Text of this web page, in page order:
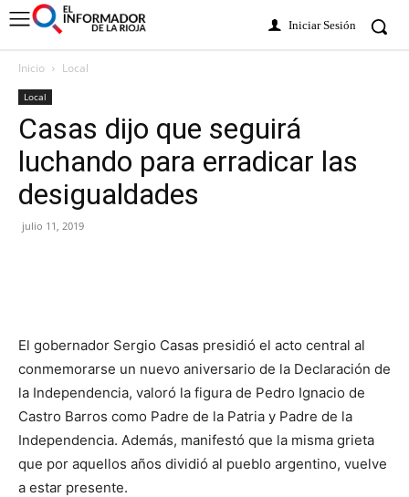
Iniciar Sesión
Inicio Local
Local
Casas dijo que seguirá
luchando para erradicar las
desigualdades
julio 11, 2019
El gobernador Sergio Casas presidió el acto central al
conmemorarse un nuevo aniversario de la Declaración de
la Independencia, valoró la figura de Pedro Ignacio de
Castro Barros como Padre de la Patria y Padre de la
Independencia. Además, manifestó que la misma grieta
que por aquellos años dividió al pueblo argentino, vuelve
a estar presente.